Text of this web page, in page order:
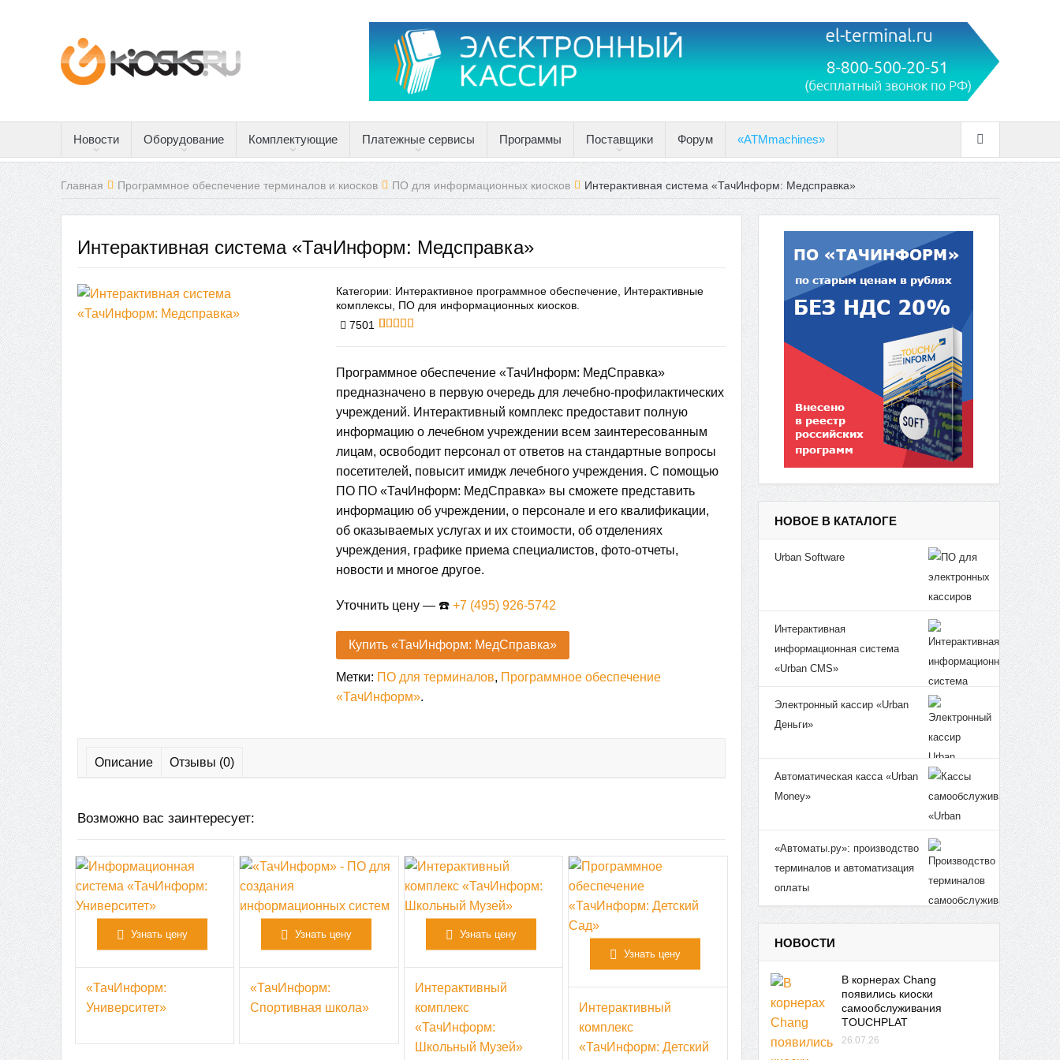
Новости Оборудование Комплектующие Платежные сервисы Программы Поставщики Форум «ATMmachines»
Главная Программное обеспечение терминалов и киосков ПО для информационных киосков Интерактивная система «ТачИнформ: Медсправка»
Интерактивная система «ТачИнформ: Медсправка»
Категории: Интерактивное программное обеспечение Интерактивные
комплексы
ПО для информационных киосков
7501
клиентов
Программное обеспечение «ТачИнформ: МедСправка»
предназначено в первую очередь для лечебно-профилактических
учреждений. Интерактивный комплекс предоставит полную
информацию о лечебном учреждении всем заинтересованным
лицам, освободит персонал от ответов на стандартные вопросы
посетителей, повысит имидж лечебного учреждения. С помощью
ПО ПО «ТачИнформ: МедСправка» вы сможете представить
информацию об учреждении, о персонале и его квалификации,
об оказываемых услугах и их стоимости, об отделениях
учреждения, графике приема специалистов, фото-отчеты,
новости и многое другое.
Уточнить цену — ☎️+7 (495) 926-5742
Купить «ТачИнформ: МедСправка»
Метки: ПО для терминалов, Программное обеспечение
«ТачИнформ».
Описание Отзывы (0)
Возможно вас заинтересует:
Узнать цену
«ТачИнформ:
Университет»
Узнать цену
«ТачИнформ:
Спортивная школа»
Узнать цену
Интерактивный
комплекс
«ТачИнформ:
Школьный Музей»
Узнать цену
Интерактивный
комплекс
«ТачИнформ: Детский
НОВОЕ В КАТАЛОГЕ
Urban Software
Интерактивная
информационная система
«Urban CMS»
Электронный кассир «Urban
Деньги»
Автоматическая касса «Urban
Money»
«Автоматы.ру»: производство
терминалов и автоматизация
оплаты
НОВОСТИ
В корнерах Chang
появились киоски
самообслуживания
TOUCHPLAT
26.07.26